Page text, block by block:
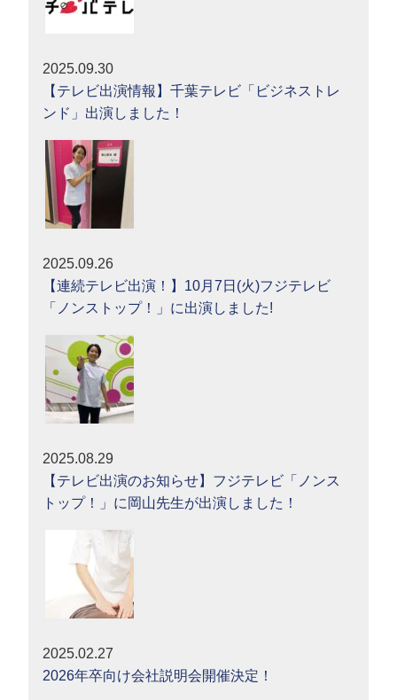
2025.09.30
【テレビ出演情報】千葉テレビ「ビジネストレ
ンド」出演しました！
2025.09.26
【連続テレビ出演！】10月7日(火)フジテレビ
「ノンストップ！」に出演しました!
2025.08.29
【テレビ出演のお知らせ】フジテレビ「ノンス
トップ！」に岡山先生が出演しました！
2025.02.27
2026年卒向け会社説明会開催決定！